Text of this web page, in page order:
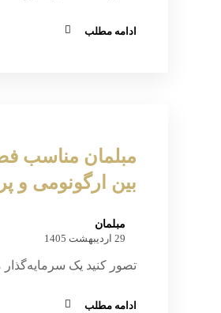
ادامه مطلب
مبلمان مناسب
بین ارگونومی و
مبلمان
29 اردیبهشت 1405
تصور کنید یک
ادامه مطلب